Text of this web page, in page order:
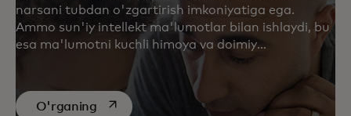
narsani tubdan o'zgartirish imkoniyatiga ega.
Ammo sun'iy intellekt ma'lumotlar bilan ishlaydi, bu
esa ma'lumotni kuchli himoya va doimiy
hushyorlikka loyiq noyob birlikka aylantiradi. AI
bo'yicha so'nggi munozaralarimizdan xabardor
bo'ling.
O'rganingopens in a new tab